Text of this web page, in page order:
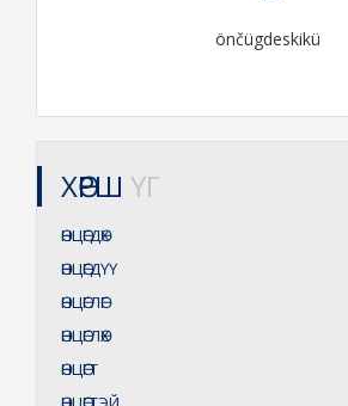
önčügdeskikü
ХӨРШ ҮГ
ӨНЦӨГДӨХ
ӨНЦӨГДҮҮ
ӨНЦӨГЛӨГ
ӨНЦӨГЛӨХ
ӨНЦӨГТ